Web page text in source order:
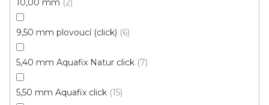
2
9,50 mm plovoucí (click) 6
5,40 mm Aquafix Natur click 7
5,50 mm Aquafix click 15
Vinylová podlaha Tarko Kaštan kouřový
od696 Kč / m2
Měrná
od 154,67 Kč / 1 m2